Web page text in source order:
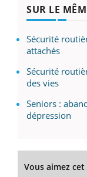
SUR LE
Sécurité
attachés
Sécurité
des vies
Seniors :
dépression
Vous aimez